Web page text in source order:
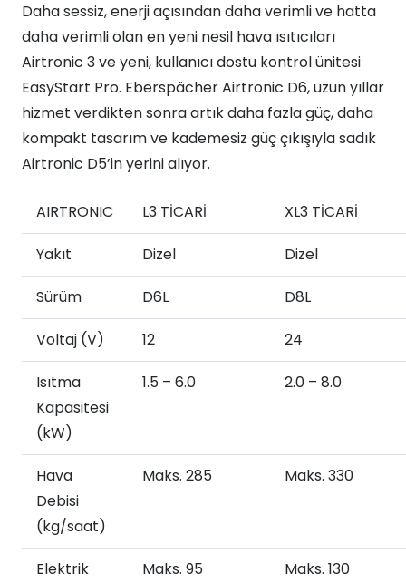
Yeni
Nesil
Dizel
Ortam
Isıtıcı
adet
Daha sessiz, enerji açısından daha verimli ve hatta
daha verimli olan en yeni nesil hava ısıtıcıları
Airtronic 3 ve yeni, kullanıcı dostu kontrol ünitesi
EasyStart Pro. Eberspächer Airtronic D6, uzun yıllar
hizmet verdikten sonra artık daha fazla güç, daha
kompakt tasarım ve kademesiz güç çıkışıyla sadık
Airtronic D5’in yerini alıyor.
AIRTRONIC L3 TİCARİ XL3 TİCARİ
Yakıt Dizel Dizel
Sürüm D6L D8L
Voltaj (V) 12 24
Isıtma
Kapasitesi
(kW)
1.5 – 6.0 2.0 – 8.0
Hava
Debisi
(kg/saat)
Maks. 285 Maks. 330
Elektrik
Maks. 95 Maks. 130